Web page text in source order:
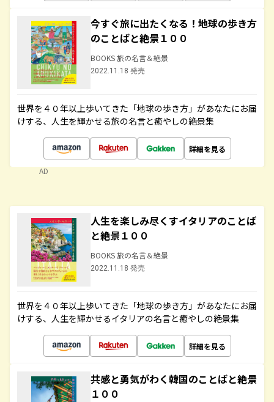
今すぐ旅に出たくなる！地球の歩き方
のことばと絶景１００
BOOKS 旅の名言＆絶景
2022.11.18 発売
世界を４０年以上歩いてきた「地球の歩き方」があなたにお届
けする、人生を輝かせる旅の名言と癒やしの絶景集
詳細を見る
AD
人生を楽しみ尽くすイタリアのことば
と絶景１００
BOOKS 旅の名言＆絶景
2022.11.18 発売
世界を４０年以上歩いてきた「地球の歩き方」があなたにお届
けする、人生を輝かせるイタリアの名言と癒やしの絶景集
詳細を見る
共感と勇気がわく韓国のことばと絶景
１００